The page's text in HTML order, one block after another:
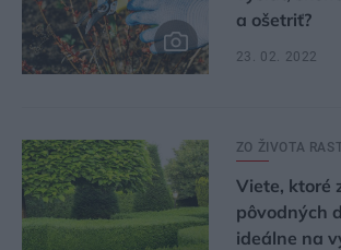
a ošetriť?
23. 02. 2022
ZO ŽIVOTA
Viete, ktoré
pôvodných
ideálne na